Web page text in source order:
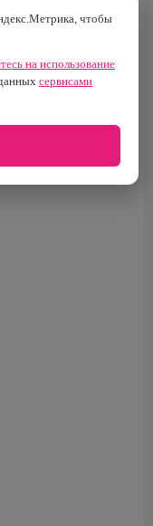
чтобы
на использование
сервисами